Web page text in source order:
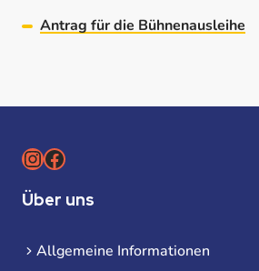
Antrag für die Bühnenausleihe
Instagram
Facebook
Über uns
Allgemeine Informationen